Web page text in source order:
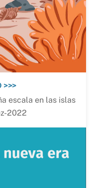
>>>
escala en las islas
2022